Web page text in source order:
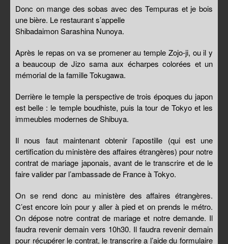
Donc on mange des sobas avec des Tempuras et je bois
une bière. Le restaurant s’appelle
Shibadaimon Sarashina Nunoya.
Après le repas on va se promener au temple Zojo-ji, ou il y
a beaucoup de Jizo sama aux écharpes colorées et un
mémorial de la famille Tokugawa.
Derrière le temple la perspective de trois époques du japon
est belle : le temple boudhiste, puis la tour de Tokyo et les
immeubles modernes de Shibuya.
Il nous faut maintenant obtenir l’apostille (qui est une
certification du ministère des affaires étrangères) pour notre
contrat de mariage japonais, avant de le transcrire et de le
faire valider par l’ambassade de France à Tokyo.
On se rend donc au ministère des affaires étrangères.
C’est encore loin pour y aller à pied et on prends le métro.
On dépose notre contrat de mariage et notre demande. Il
faudra revenir demain vers 10h30. Il faudra revenir demain
pour récupérer le contrat, le transcrire a l’aide du formulaire